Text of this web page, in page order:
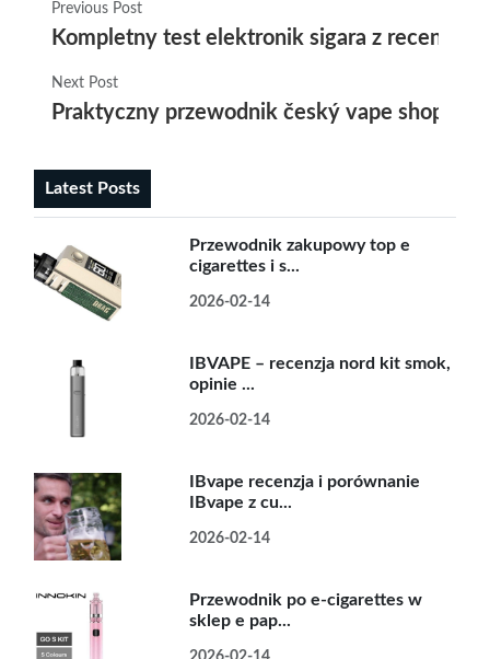
Previous Post
Kompletny test elektronik sigara z recenzją
Next Post
Praktyczny przewodnik český vape shop
Latest Posts
Przewodnik zakupowy top e
cigarettes i s...
2026-02-14
IBVAPE – recenzja nord kit smok,
opinie ...
2026-02-14
IBvape recenzja i porównanie
IBvape z cu...
2026-02-14
Przewodnik po e-cigarettes w
sklep e pap...